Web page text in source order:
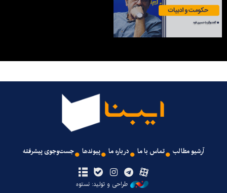
آرشیو مطالب تماس با ما درباره ما پیوندها جست‌وجوی پیشرفته
طراحی و تولید: نستوه